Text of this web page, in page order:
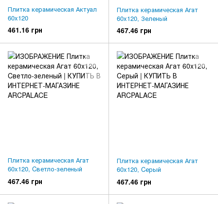
Плитка керамическая Актуал
60x120
461.16 грн
Плитка керамическая Агат
60x120, Зеленый
467.46 грн
Плитка керамическая Агат
60x120, Cветло-зеленый
467.46 грн
Плитка керамическая Агат
60x120, Cерый
467.46 грн